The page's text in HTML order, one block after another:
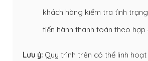
khách hàng kiểm tra tình
tiến hành thanh toán theo hợp
Lưu ý: Quy trình trên có thể linh